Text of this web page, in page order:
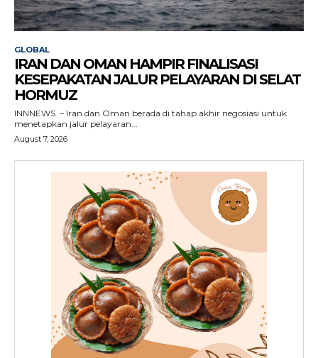
GLOBAL
IRAN DAN OMAN HAMPIR FINALISASI
KESEPAKATAN JALUR PELAYARAN DI SELAT
HORMUZ
INNNEWS – Iran dan Oman berada di tahap akhir negosiasi untuk
menetapkan jalur pelayaran...
August 7, 2026